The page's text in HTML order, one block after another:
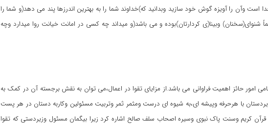
است وآن را آویزه گوش خود سازید وبدانید که)خداوند شما را به بهترین اندرزها پند می دهد(و شما را
شنوای(سخنان) وبینا(ی کردارتان)بوده و می باشد(و میداند چه کسی در امانت خیانت روا میدارد وچه
امور حائز اهمیت فراوانی می باشد.از مزایای تقوا در اعمال،می توان به نقش برجسته آن در کمک به
با هرحرفه وپیشه ای،به شیوه ای درست ومثمر ثمر وتربیت مسئولین وکاربه دستان در هر پست
قرآن کریم وسنت پاک نبوی وسیره اصحاب سلف صالح اشاره کرد زیرا بیگمان مسئول وزیردستی که تقوا